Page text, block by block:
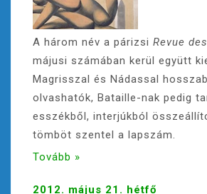
A három név a párizsi Revue
májusi számában kerül együtt
Magrisszal és Nádassal
olvashatók, Bataille-nak pedig
esszékből, interjúkból
tömböt szentel a lapszám.
Tovább »
2012. május 21. hétfő